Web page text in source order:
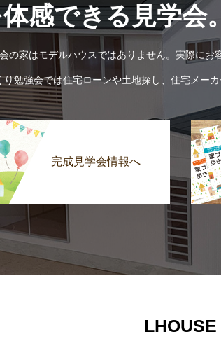
感できる見学会
の家はモデルハウスではありません。実際にお
り勉強会では住宅ローンや土地探し、住宅メー
完成見学会情報へ
LHOUSE